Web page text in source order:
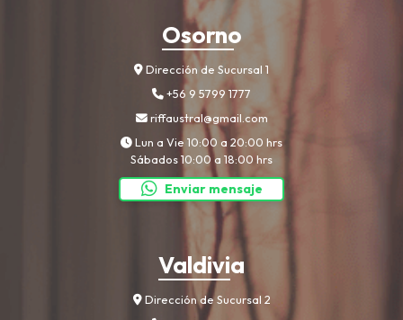
Osorno
Dirección de Sucursal 1
+56 9 5799 1777
riffaustral@gmail.com
Lun a Vie 10:00 a 20:00 hrs
Sábados 10:00 a 18:00 hrs
Enviar mensaje
Valdivia
Dirección de Sucursal 2